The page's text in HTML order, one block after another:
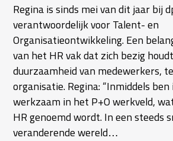
Regina is sinds mei van dit jaar bij
verantwoordelijk voor Talent- en
Organisatieontwikkeling. Een
van het HR vak dat zich bezig
duurzaamheid van medewerkers,
organisatie. Regina: “Inmiddels
werkzaam in het P+O werkveld,
HR genoemd wordt. In een steeds
veranderende wereld…